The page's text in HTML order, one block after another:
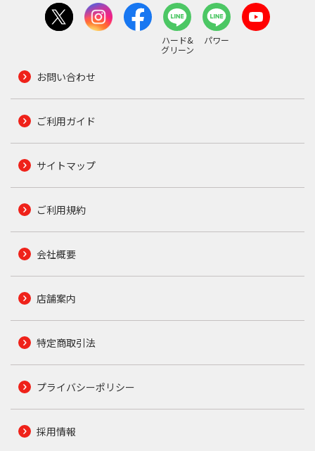
ハード&
グリーン
パワー
お問い合わせ
ご利用ガイド
サイトマップ
ご利用規約
会社概要
店舗案内
特定商取引法
プライバシーポリシー
採用情報